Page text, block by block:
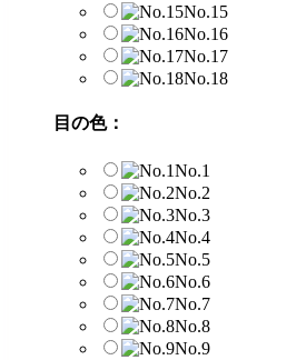
No.15
No.16
No.17
No.18
目の色：
No.1
No.2
No.3
No.4
No.5
No.6
No.7
No.8
No.9